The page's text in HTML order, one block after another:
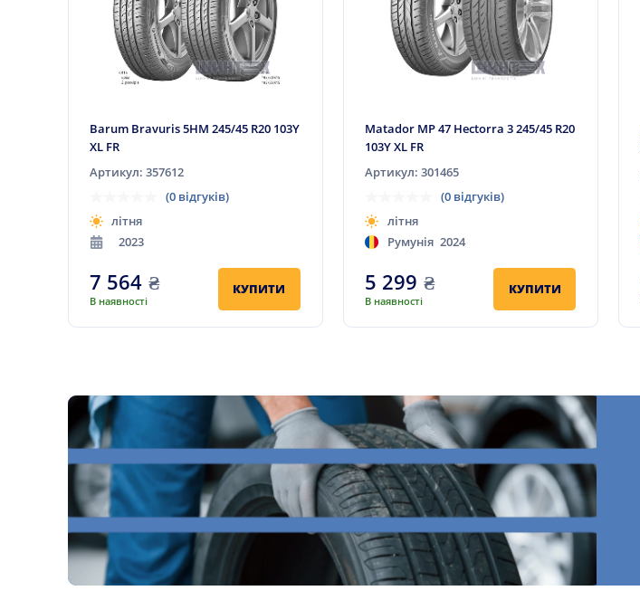
Barum Bravuris 5HM 245/45 R20 103Y
XL FR
Артикул: 357612
(0 відгуків)
літня
2023
7 564 ₴
В наявності
КУПИТИ
Matador MP 47 Hectorra 3 245/45 R20
103Y XL FR
Артикул: 301465
(0 відгуків)
літня
Румунія 2024
5 299 ₴
В наявності
КУПИТИ